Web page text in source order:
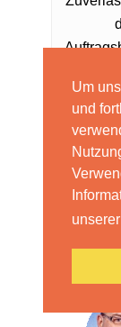
Um
und
sehr
sicher,
Ideen